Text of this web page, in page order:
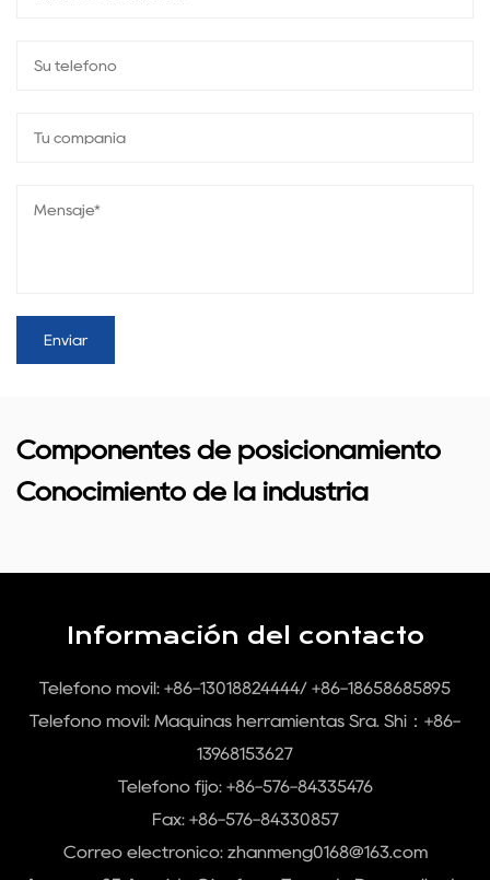
Componentes de posicionamiento
Conocimiento de la industria
Información del contacto
Teléfono móvil: +86-13018824444/ +86-18658685895
Teléfono móvil: Máquinas herramientas Sra. Shi：+86-
13968153627
Teléfono fijo: +86-576-84335476
Fax: +86-576-84330857
Correo electrónico: zhanmeng0168@163.com